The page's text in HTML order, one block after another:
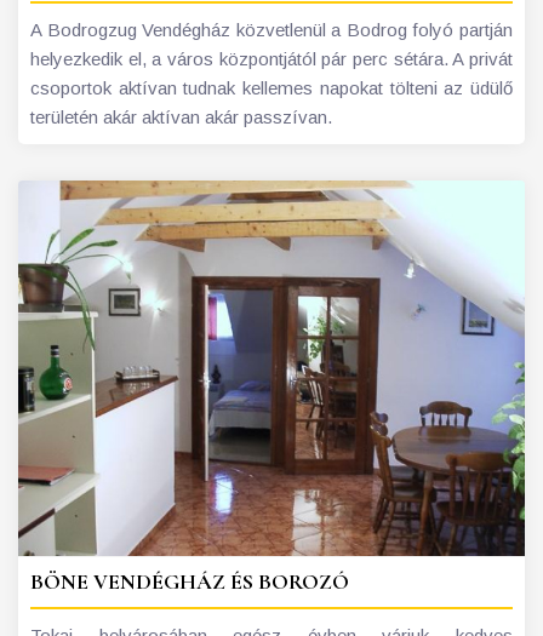
A Bodrogzug Vendégház közvetlenül a Bodrog folyó partján
helyezkedik el, a város központjától pár perc sétára. A privát
csoportok aktívan tudnak kellemes napokat tölteni az üdülő
területén akár aktívan akár passzívan.
BÖNE VENDÉGHÁZ ÉS BOROZÓ